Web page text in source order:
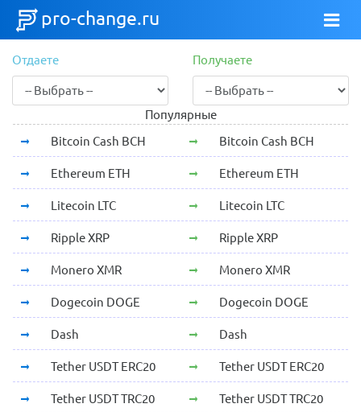
pro-change.ru
Отдаете Получаете
Популярные
Bitcoin Cash BCH
Bitcoin Cash BCH
Ethereum ETH Ethereum ETH
Litecoin LTC Litecoin LTC
Ripple XRP Ripple XRP
Monero XMR Monero XMR
Dogecoin DOGE Dogecoin DOGE
Dash Dash
Tether USDT ERC20 Tether USDT ERC20
Tether USDT TRC20 Tether USDT TRC20